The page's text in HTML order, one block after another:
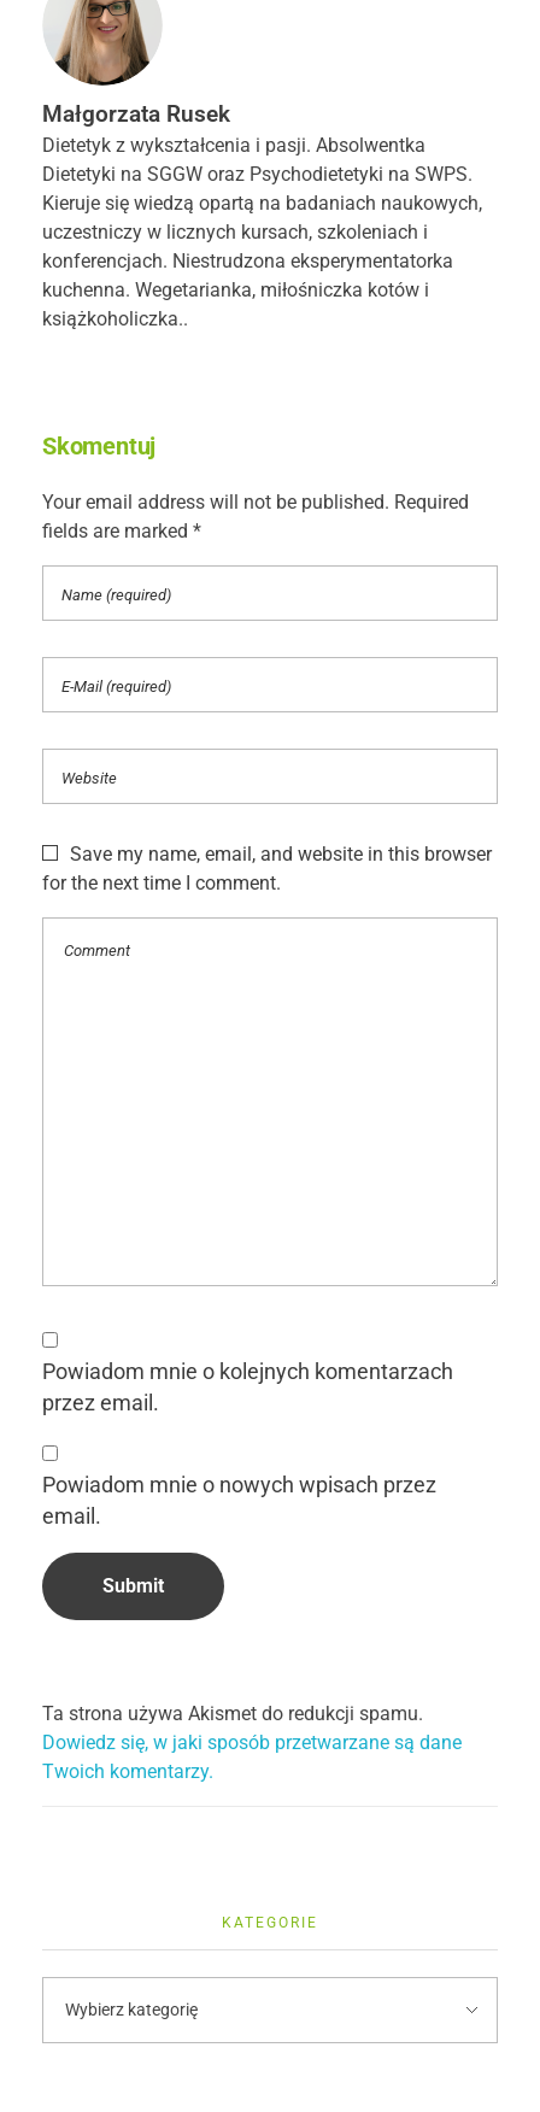
Małgorzata Rusek
Dietetyk z wykształcenia i pasji. Absolwentka
Dietetyki na SGGW oraz Psychodietetyki na SWPS.
Kieruje się wiedzą opartą na badaniach naukowych,
uczestniczy w licznych kursach, szkoleniach i
konferencjach. Niestrudzona eksperymentatorka
kuchenna. Wegetarianka, miłośniczka kotów i
książkoholiczka..
Skomentuj
Your email address will not be published. Required
fields are marked *
Save my name, email, and website in this browser
for the next time I comment.
Powiadom mnie o kolejnych komentarzach
przez email.
Powiadom mnie o nowych wpisach przez
email.
Ta strona używa Akismet do redukcji spamu.
Dowiedz się, w jaki sposób przetwarzane są dane
Twoich komentarzy.
KATEGORIE